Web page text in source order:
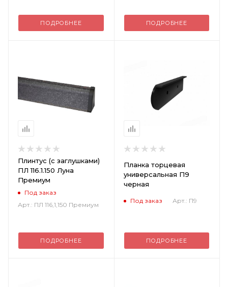
ПОДРОБНЕЕ ПОДРОБНЕЕ
Плинтус (с заглушками)
ПЛ 116.1.150 Луна
Премиум
Под заказ
Арт.: ПЛ 116,1,150 Премиум
ПОДРОБНЕЕ
Планка торцевая
универсальная П9
черная
Под заказ Арт.: П9
ПОДРОБНЕЕ